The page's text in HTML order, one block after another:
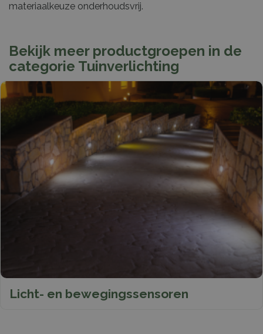
materiaalkeuze onderhoudsvrij.
Bekijk meer productgroepen in de
categorie Tuinverlichting
Licht- en bewegingssensoren